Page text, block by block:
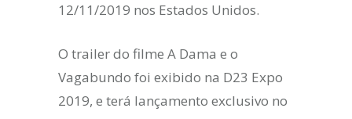
12/11/2019 nos Estados Unidos.
O trailer do filme A Dama e o
Vagabundo foi exibido na D23 Expo
2019, e terá lançamento exclusivo no